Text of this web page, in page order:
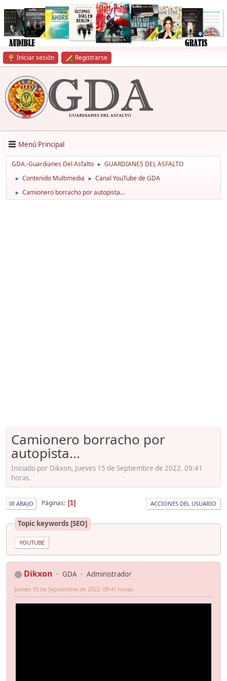
Iniciar sesión Registrarse
Menú Principal
GDA.-Guardianes Del Asfalto ► GUARDIANES DEL ASFALTO
► Contenido Multimedia ► Canal YouTube de GDA
► Camionero borracho por autopista...
Camionero borracho por
autopista...
Iniciado por Dikxon, Jueves 15 de Septiembre de 2022. 09:41
horas.
IR ABAJO Páginas 1 ACCIONES DEL USUARIO
Topic keywords [SEO]
YOUTUBE
Dikxon GDA Administrador
Jueves 15 de Septiembre de 2022. 09:41 horas.